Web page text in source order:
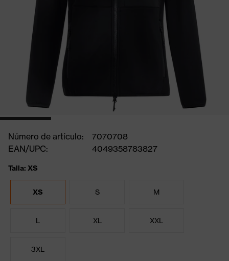
Número de artículo:
7070708
EAN/UPC:
4049358783827
Talla: XS
XS S M
L XL XXL
3XL